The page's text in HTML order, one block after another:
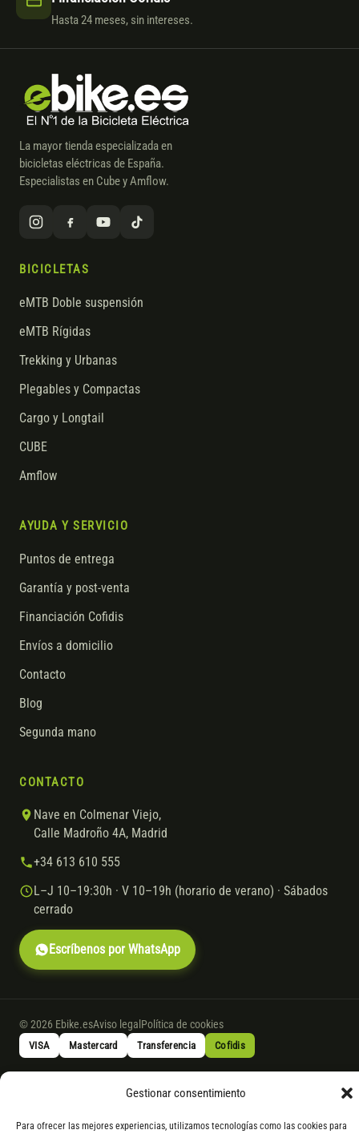
Gestionar consentimiento
Para ofrecer las mejores experiencias, utilizamos tecnologías como las cookies para
Hasta 24 meses, sin intereses.
La mayor tienda especializada en
bicicletas eléctricas de España.
Especialistas en Cube y Amflow.
BICICLETAS
eMTB Doble suspensión
eMTB Rígidas
Trekking y Urbanas
Plegables y Compactas
Cargo y Longtail
CUBE
Amflow
AYUDA Y SERVICIO
Puntos de entrega
Garantía y post-venta
Financiación Cofidis
Envíos a domicilio
Contacto
Blog
Segunda mano
CONTACTO
Nave en Colmenar Viejo,
Calle Madroño 4A, Madrid
+34 613 610 555
L–J 10–19:30h · V 10–19h (horario de verano) · Sábados
cerrado
Escríbenos por WhatsApp
© 2026 Ebike.esAviso legal Política de cookies
VISA Mastercard Transferencia Cofidis
* Financiación instantánea con Cofidis hasta 6.000 € sin intereses.
los detallespor WhatsApp.